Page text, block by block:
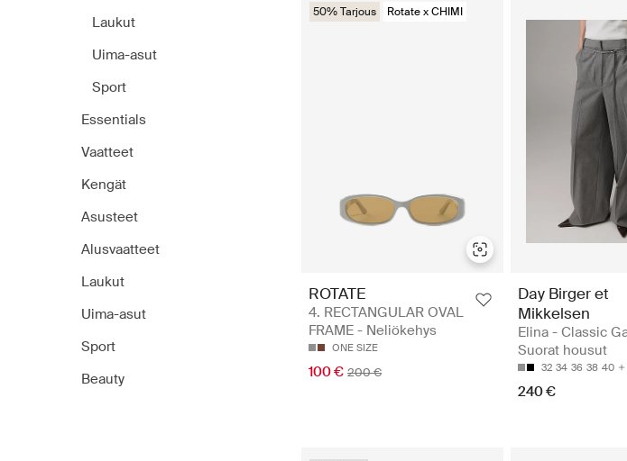
Laukut
Uima-asut
Sport
Essentials
Vaatteet
Kengät
Asusteet
Alusvaatteet
Laukut
Uima-asut
Sport
Beauty
50% Tarjous Rotate x CHIMI
ROTATE
4. RECTANGULAR OVAL
FRAME - Neliökehys
ONE SIZE
100 € 200 €
Day Birger et
Mikkelsen
Elina - Classic
Suorat housut
32 34 36 38 40
240 €